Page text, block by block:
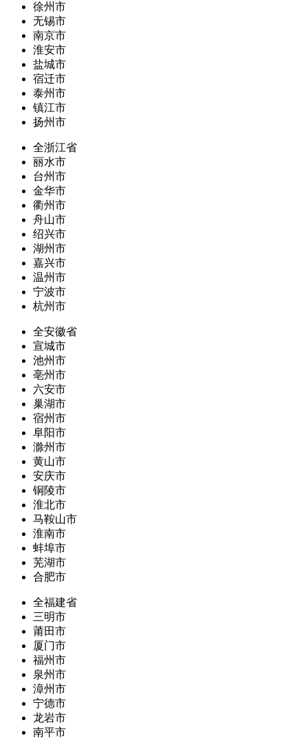
徐州市
无锡市
南京市
淮安市
盐城市
宿迁市
泰州市
镇江市
扬州市
全浙江省
丽水市
台州市
金华市
衢州市
舟山市
绍兴市
湖州市
嘉兴市
温州市
宁波市
杭州市
全安徽省
宣城市
池州市
亳州市
六安市
巢湖市
宿州市
阜阳市
滁州市
黄山市
安庆市
铜陵市
淮北市
马鞍山市
淮南市
蚌埠市
芜湖市
合肥市
全福建省
三明市
莆田市
厦门市
福州市
泉州市
漳州市
宁德市
龙岩市
南平市